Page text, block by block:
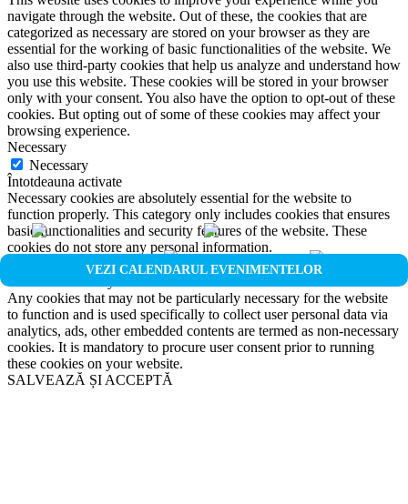
VEZI CALENDARUL EVENIMENTELOR
navigate through the website. Out of these, the cookies that are
categorized as necessary are stored on your browser as they are
essential for the working of basic functionalities of the website. We
also use third-party cookies that help us analyze and understand how
you use this website. These cookies will be stored in your browser
only with your consent. You also have the option to opt-out of these
cookies. But opting out of some of these cookies may affect your
browsing experience.
Necessary
Necessary
Întotdeauna activate
Necessary cookies are absolutely essential for the website to
function properly. This category only includes cookies that ensures
basic functionalities and security features of the website. These
cookies do not store any personal information.
Non-necessary
Any cookies that may not be particularly necessary for the website
to function and is used specifically to collect user personal data via
analytics, ads, other embedded contents are termed as non-necessary
cookies. It is mandatory to procure user consent prior to running
these cookies on your website.
SALVEAZĂ ȘI ACCEPTĂ